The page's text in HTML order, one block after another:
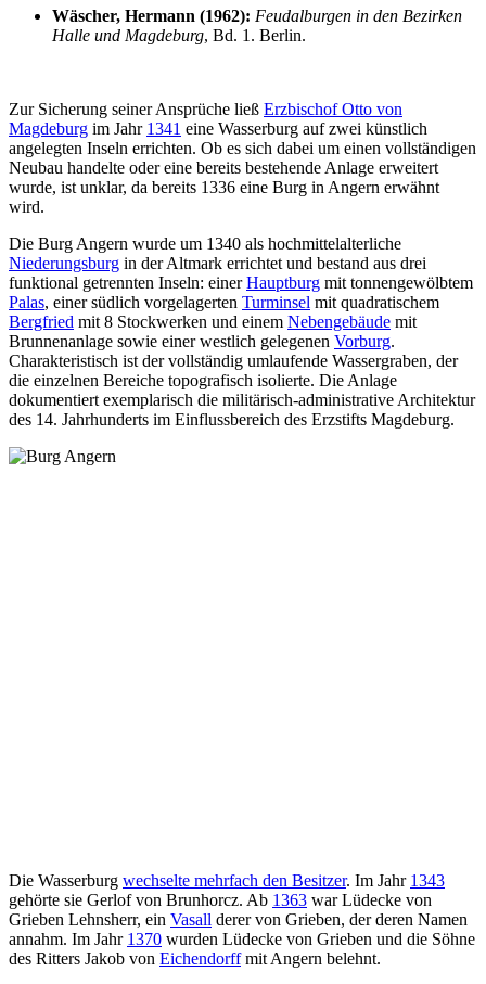
Wäscher, Hermann (1962): Feudalburgen in den Bezirken
Halle und Magdeburg, Bd. 1. Berlin.
Zur Sicherung seiner Ansprüche ließ Erzbischof Otto von
Magdeburg im Jahr 1341 eine Wasserburg auf zwei künstlich
angelegten Inseln errichten. Ob es sich dabei um einen vollständigen
Neubau handelte oder eine bereits bestehende Anlage erweitert
wurde, ist unklar, da bereits 1336 eine Burg in Angern erwähnt
wird.
Die Burg Angern wurde um 1340 als hochmittelalterliche
Niederungsburg in der Altmark errichtet und bestand aus drei
funktional getrennten Inseln: einerHauptburg mit tonnengewölbtem
Palas, einer südlich vorgelagerten Turminsel mit quadratischem
Bergfried mit 8 Stockwerken und einem Nebengebäude mit
Brunnenanlage sowie einer westlich gelegenen Vorburg.
Charakteristisch ist der vollständig umlaufende Wassergraben, der
die einzelnen Bereiche topografisch isolierte. Die Anlage
dokumentiert exemplarisch die militärisch-administrative Architektur
des 14. Jahrhunderts im Einflussbereich des Erzstifts Magdeburg.
Die Wasserburg wechselte mehrfach den Besitzer. Im Jahr 1343
gehörte sie Gerlof von Brunhorcz. Ab 1363 war Lüdecke von
Grieben Lehnsherr, ein Vasall derer von Grieben, der deren Namen
annahm. Im Jahr 1370 wurden Lüdecke von Grieben und die Söhne
des Ritters Jakob von Eichendorffmit Angern belehnt.